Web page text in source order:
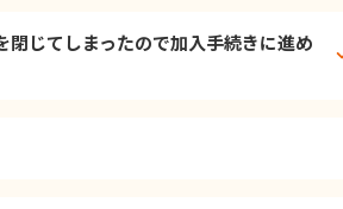
じてしまったので加入手続きに進め